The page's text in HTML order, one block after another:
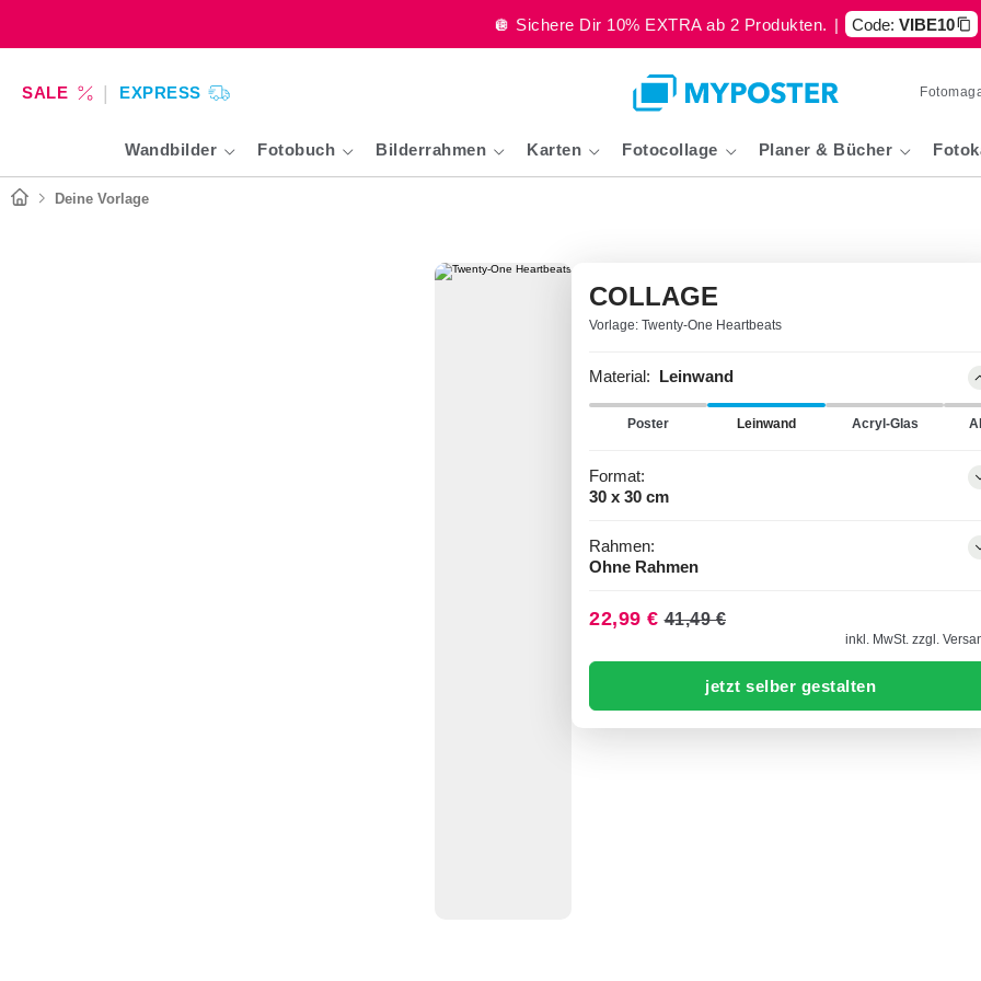
🪩 Sichere Dir 10% EXTRA ab 2 Produkten. | Code: VIBE10
SALE EXPRESS
Wandbilder Fotobuch Bilderrahmen Karten Fotocollage Planer & Bücher
Deine Vorlage
COLLAGE
Vorlage: Twenty-One Heartbeats
Material: Leinwand
Poster Leinwand Acryl-Glas
Format:
30 x 30 cm
Rahmen:
Ohne Rahmen
22,99 € 41,49 €
inkl. MwSt. zzgl.
jetzt selber gestalten